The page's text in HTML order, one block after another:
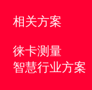
相关方案
徕卡测量
智慧行业方案